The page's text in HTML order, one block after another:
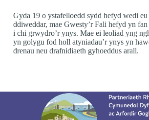
Gyda 19 o ystafelloedd sydd hefyd wedi eu
ddiweddar, mae Gwesty’r Fali hefyd yn
i chi grwydro’r ynys. Mae ei leoliad yng
yn golygu fod holl atyniadau’r ynys yn
drenau neu drafnidiaeth gyhoeddus arall.